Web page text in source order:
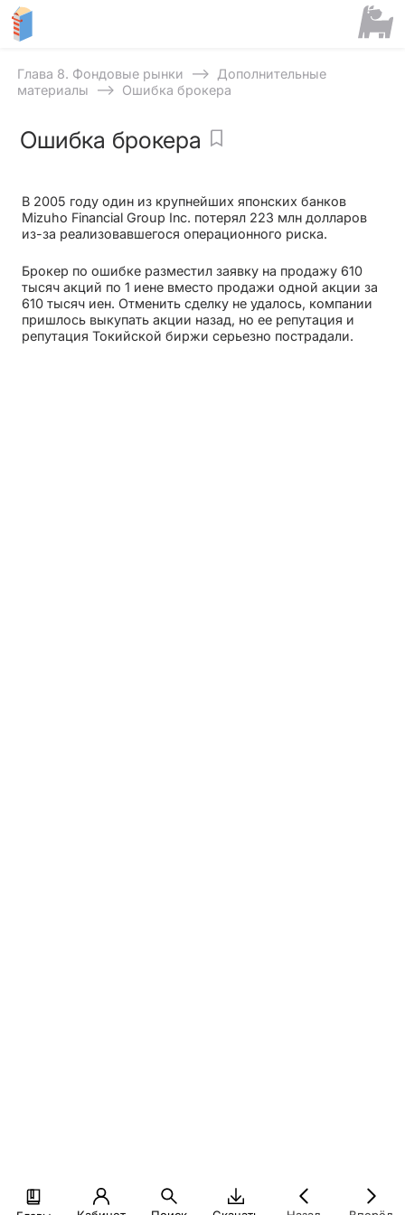
Глава 8. Фондовые рынки ⟶ Дополнительные
материалы
⟶ Ошибка брокера
Ошибка брокера
В 2005 году один из крупнейших японских банков
Mizuho Financial Group Inc. потерял 223 млн долларов
из-за реализовавшегося операционного риска.
Брокер по ошибке разместил заявку на продажу 610
тысяч акций по 1 иене вместо продажи одной акции за
610 тысяч иен. Отменить сделку не удалось, компании
пришлось выкупать акции назад, но ее репутация и
репутация Токийской биржи серьезно пострадали.